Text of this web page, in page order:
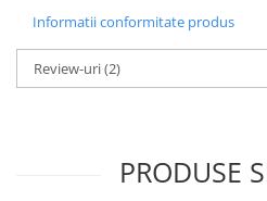
Informatii conformitate produs
Review-uri(2)
PRODUSE